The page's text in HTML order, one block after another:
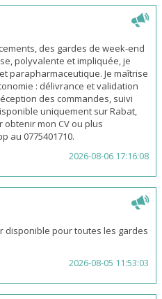
des gardes de week-end
polyvalente et impliquée, je
parapharmaceutique. Je maîtrise
: délivrance et validation
des commandes, suivi
uniquement sur Rabat,
mon CV ou plus
au 0775401710.
2026-08-06 17:16:08
disponible pour toutes les gardes
2026-08-05 11:53:03